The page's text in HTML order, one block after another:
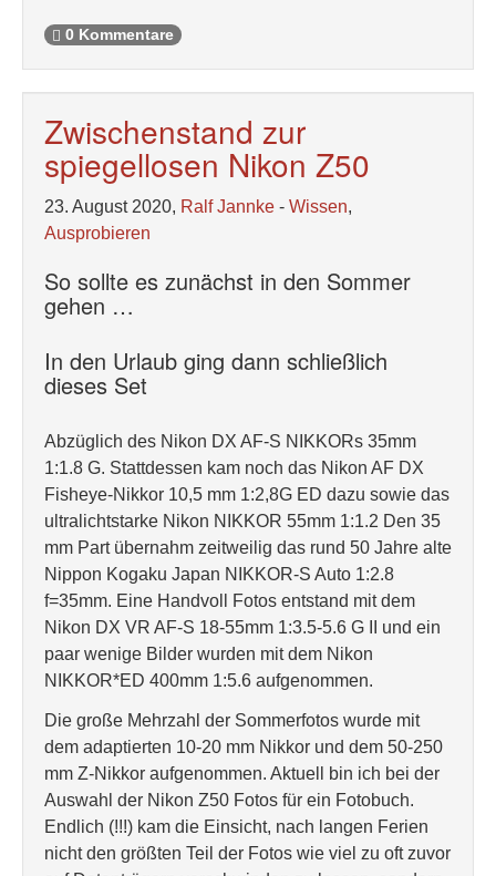
0 Kommentare
Zwischenstand zur
spiegellosen Nikon Z50
23. August 2020, Ralf Jannke - Wissen,
Ausprobieren
So sollte es zunächst in den Sommer
gehen …
In den Urlaub ging dann schließlich
dieses Set
Abzüglich des Nikon DX AF-S NIKKORs 35mm
1:1.8 G. Stattdessen kam noch das Nikon AF DX
Fisheye-Nikkor 10,5 mm 1:2,8G ED dazu sowie das
ultralichtstarke Nikon NIKKOR 55mm 1:1.2 Den 35
mm Part übernahm zeitweilig das rund 50 Jahre alte
Nippon Kogaku Japan NIKKOR-S Auto 1:2.8
f=35mm. Eine Handvoll Fotos entstand mit dem
Nikon DX VR AF-S 18-55mm 1:3.5-5.6 G II und ein
paar wenige Bilder wurden mit dem Nikon
NIKKOR*ED 400mm 1:5.6 aufgenommen.
Die große Mehrzahl der Sommerfotos wurde mit
dem adaptierten 10-20 mm Nikkor und dem 50-250
mm Z-Nikkor aufgenommen. Aktuell bin ich bei der
Auswahl der Nikon Z50 Fotos für ein Fotobuch.
Endlich (!!!) kam die Einsicht, nach langen Ferien
nicht den größten Teil der Fotos wie viel zu oft zuvor